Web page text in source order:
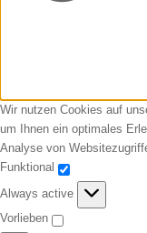
Wir nutzen Cookies auf
um Ihnen ein optimales
Analyse von
Funktional
Funktional
Always active
Vorlieben